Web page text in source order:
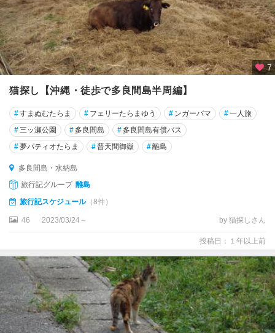
7
猫探し【沖縄・徒歩で多良間島半周編】
#すまぬむたらま # フェリーたらまゆう # ンガーバマ #一人旅
# 三ッ瀬公園 # 多良間島 # 多良間島有償バス
#夢パティオたらま #普天間御嶽 #離島
多良間島・水納島
旅行記グループ 離島
旅行記スケジュール（8件）
46 2023/03/24～ by 猫探しさん
投稿日：１年以上前